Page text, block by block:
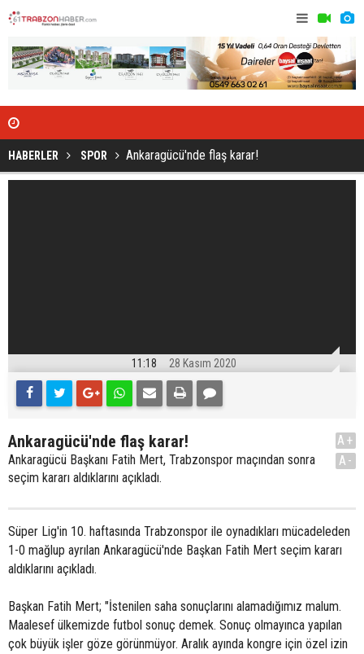
HABERLER SPOR Ankaragücü'nde flaş karar!
11:18 28 Kasım 2020
Ankaragücü'nde flaş karar!
Ankaragücü Başkanı Fatih Mert, Trabzonspor maçından sonra
seçim kararı aldıklarını açıkladı.
A+
A-
Süper Lig'in 10. haftasında Trabzonspor ile oynadıkları mücadeleden
1-0 mağlup ayrılan Ankaragücü'nde Başkan Fatih Mert seçim kararı
aldıklarını açıkladı.
Başkan Fatih Mert; "İstenilen saha sonuçlarını alamadığımız malum.
Maalesef ülkemizde futbol sonuç demek. Sonuç olmayınca yapılan
çok büyük işler göze görünmüyor. Aralık ayında kongre için özel izin